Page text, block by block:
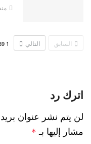
السابق التالي 1
اترك رد
لن يتم نشر عنوان
مشار إليها بـ *